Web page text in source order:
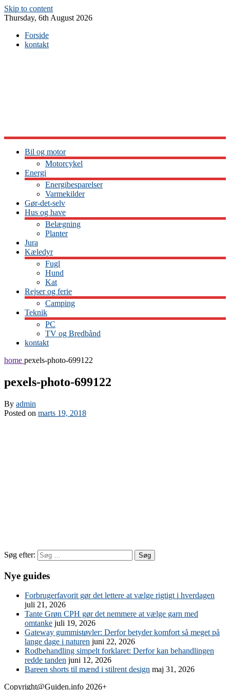
Skip to content
Thursday, 6th August 2026
Forside
kontakt
Bil og motor
Motorcykel
Energi
Energibesparelser
Varmekilder
Gør-det-selv
Hus og have
Belægning
Planter
Jura
Kæledyr
Fugl
Hund
Kat
Rejser og ferie
Camping
Teknik
PC
TV og Bredbånd
kontakt
home pexels-photo-699122
pexels-photo-699122
By admin
Posted on marts 19, 2018
Søg efter:
Nye guides
Forbrugerfavorit gør det lettere at vælge rigtigt i hverdagen
juli 21, 2026
Tante Grøn CPH gør det nemmere at vælge garn med
omtanke juli 19, 2026
Gateway gummistøvler: Derfor betyder komfort så meget på
lange dage i naturen juni 22, 2026
Rodbehandling simpelt forklaret: Derfor kan behandlingen
redde tanden juni 12, 2026
Bareen shorts til mænd i stilrent design maj 31, 2026
Copyright@Guiden.info 2026+